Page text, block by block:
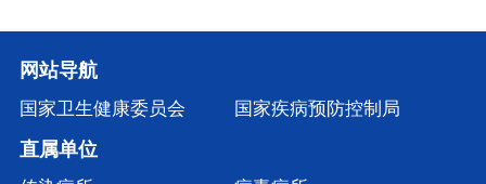
网站导航
国家卫生健康委员会 国家疾病预防控制局
直属单位